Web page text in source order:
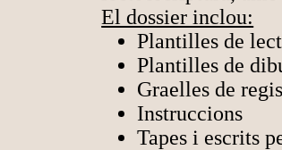
El dossier inclou:
Plantilles de
Plantilles de
Graelles de
Instruccions
Tapes i escrits